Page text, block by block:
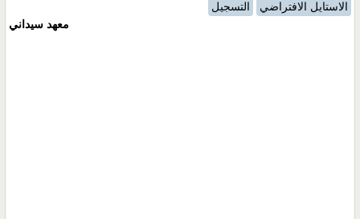
الاستايل الافتراضي
التسجيل
معهد سيداني